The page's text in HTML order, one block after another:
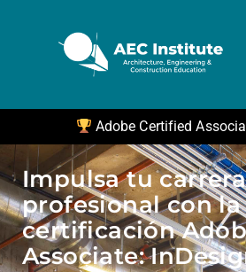
Adobe Certified
Impulsa tu carrera
profesional con la
certificación
Associate: